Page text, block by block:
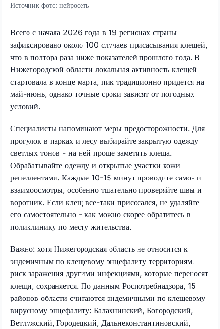
Источник фото: нейросеть
Всего с начала 2026 года в 19 регионах страны
зафиксировано около 100 случаев присасывания клещей,
что в полтора раза ниже показателей прошлого года. В
Нижегородской области локальная активность клещей
стартовала в конце марта, пик традиционно придется на
май-июнь, однако точные сроки зависят от погодных
условий.
Специалисты напоминают меры предосторожности. Для
прогулок в парках и лесу выбирайте закрытую одежду
светлых тонов - на ней проще заметить клеща.
Обрабатывайте одежду и открытые участки кожи
репеллентами. Каждые 10-15 минут проводите само- и
взаимоосмотры, особенно тщательно проверяйте швы и
воротник. Если клещ все-таки присосался, не удаляйте
его самостоятельно - как можно скорее обратитесь в
поликлинику по месту жительства.
Важно: хотя Нижегородская область не относится к
эндемичным по клещевому энцефалиту территориям,
риск заражения другими инфекциями, которые переносят
клещи, сохраняется. По данным Роспотребнадзора, 15
районов области считаются эндемичными по клещевому
вирусному энцефалиту: Балахнинский, Богородский,
Ветлужский, Городецкий, Дальнеконстантиновский,